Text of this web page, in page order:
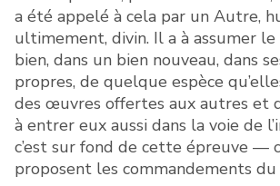
a été appelé à cela par un Autre,
ultimement, divin. Il a à assumer
bien, dans un bien nouveau, dans
propres, de quelque espèce
des œuvres offertes aux autres et
à entrer eux aussi dans la voie de
c’est sur fond de cette épreuve —
proposent les commandements